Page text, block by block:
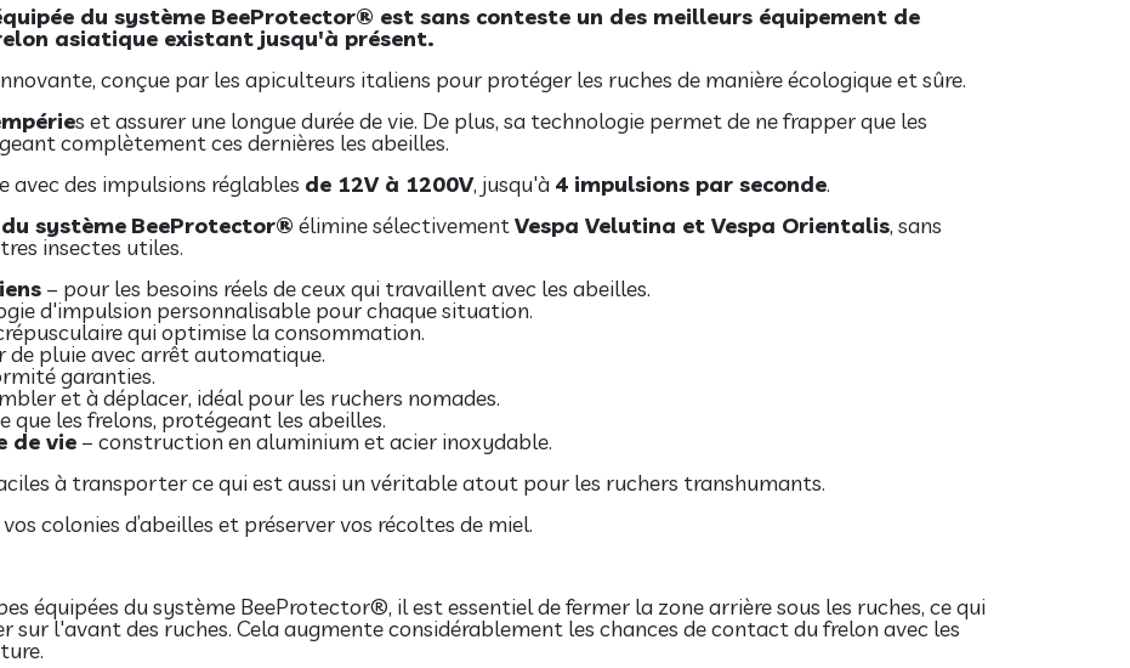
du système BeeProtector® est sans conteste un des meilleurs équipement de
asiatique existant jusqu'à présent.
conçue par les apiculteurs italiens pour protéger les ruches de manière écologique et sûre.
s et assurer une longue durée de vie. De plus, sa technologie permet de ne frapper que les
complètement ces dernières les abeilles.
des impulsions réglables de 12V à 1200V, jusqu'à 4 impulsions par seconde.
système BeeProtector® élimine sélectivementVespa Velutina et Vespa Orientalis, sans
insectes utiles.
– pour les besoins réels de ceux qui travaillent avec les abeilles.
d'impulsion personnalisable pour chaque situation.
qui optimise la consommation.
de pluie avec arrêt automatique.
garanties.
et à déplacer, idéal pour les ruchers nomades.
que les frelons, protégeant les abeilles.
de vie – construction en aluminium et acier inoxydable.
à transporter ce qui est aussi un véritable atout pour les ruchers transhumants.
colonies d’abeilles et préserver vos récoltes de miel.
équipées du système BeeProtector®, il est essentiel de fermer la zone arrière sous les ruches, ce qui
sur l'avant des ruches. Cela augmente considérablement les chances de contact du frelon avec les